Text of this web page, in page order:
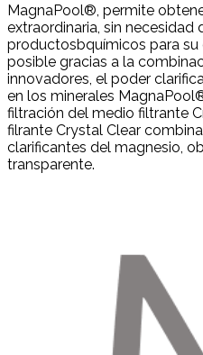
MagnaPool®, permite
extraordinaria, sin necesidad
productosbquímicos para
posible gracias a la
innovadores, el poder
en los minerales
filtración del medio filtrante
filrante Crystal Clear
clarificantes del magnesio,
transparente.